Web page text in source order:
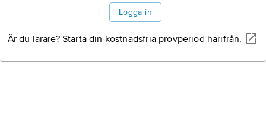
Logga in
Är du lärare? Starta din kostnadsfria provperiod härifrån.